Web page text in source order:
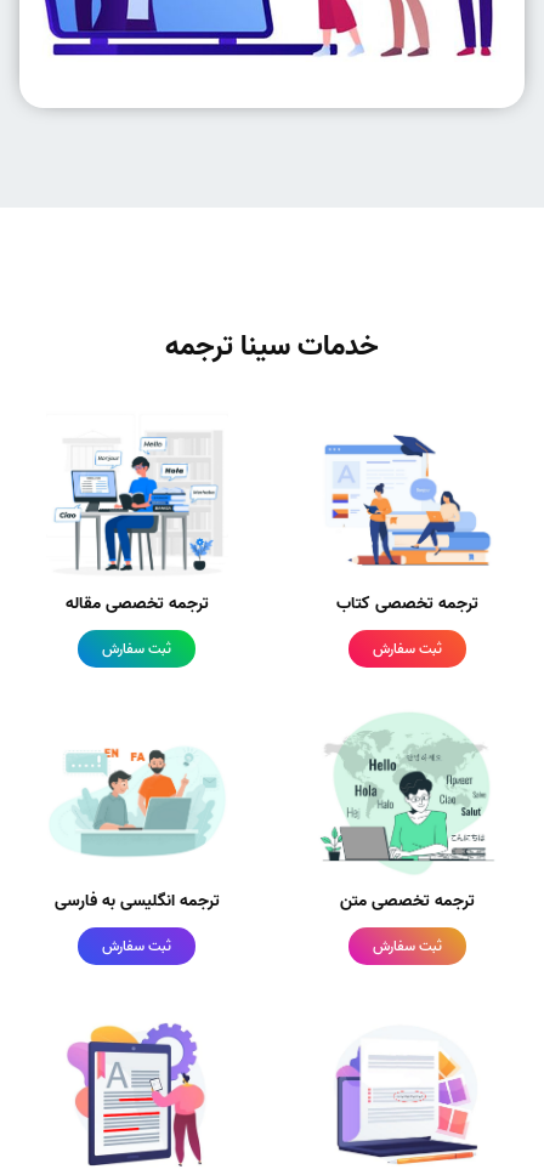
خدمات سینا ترجمه
ترجمه تخصصی کتاب
ثبت سفارش
ترجمه تخصصی مقاله
ثبت سفارش
ترجمه تخصصی متن
ثبت سفارش
ترجمه انگلیسی به فارسی
ثبت سفارش